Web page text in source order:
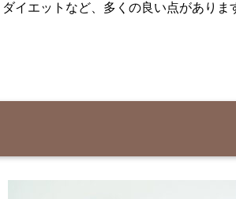
イエットなど、多くの良い点がありま